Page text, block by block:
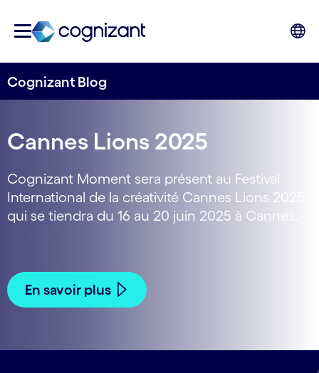
Cognizant Blog
Cannes Lions 2025
Cognizant Moment sera présent au Festival
International de la créativité Cannes Lions 2025
qui se tiendra du 16 au 20 juin 2025 à Cannes.
En savoir plus